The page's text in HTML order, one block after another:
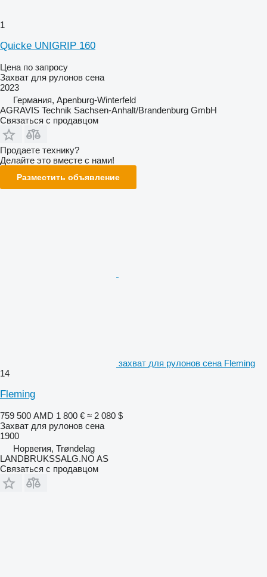
1
Quicke UNIGRIP 160
Цена по запросу
Захват для рулонов сена
2023
Германия, Apenburg-Winterfeld
AGRAVIS Technik Sachsen-Anhalt/Brandenburg GmbH
Связаться с продавцом
Продаете технику?
Делайте это вместе с нами!
Разместить объявление
захват для рулонов сена Fleming
14
Fleming
759 500 AMD 1 800 € ≈ 2 080 $
Захват для рулонов сена
1900
Норвегия, Trøndelag
LANDBRUKSSALG.NO AS
Связаться с продавцом